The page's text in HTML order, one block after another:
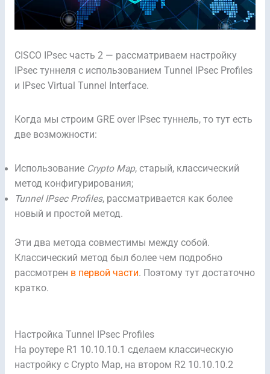
CISCO IPsec часть 2 — рассматриваем настройку
IPsec туннеля с использованием Tunnel IPsec Profiles
и IPsec Virtual Tunnel Interface.
Когда мы строим GRE over IPsec туннель, то тут есть
две возможности:
Использование Crypto Map, старый, классический
метод конфигурирования;
Tunnel IPsec Profiles, рассматривается как более
новый и простой метод.
Эти два метода совместимы между собой.
Классический метод был более чем подробно
рассмотрен в первой части. Поэтому тут достаточно
кратко.
Настройка Tunnel IPsec Profiles
На роутере R1 10.10.10.1 сделаем классическую
настройку с Crypto Map, на втором R2 10.10.10.2